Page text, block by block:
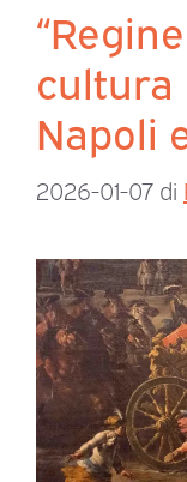
cultura
Napoli
2026-01-07 di